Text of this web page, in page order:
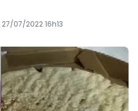
27/07/2022 16h13